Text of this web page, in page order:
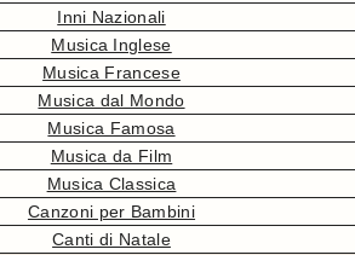
Inni Nazionali
Musica Inglese
Musica Francese
Musica dal Mondo
Musica Famosa
Musica da Film
Musica Classica
Canzoni per Bambini
Canti di Natale